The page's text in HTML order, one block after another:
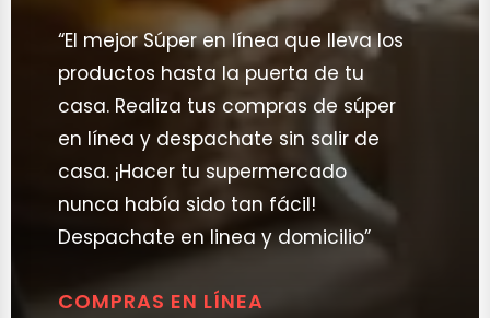
“El mejor Súper en línea que lleva los
productos hasta la puerta de tu
casa. Realiza tus compras de súper
en línea y despachate sin salir de
casa. ¡Hacer tu supermercado
nunca había sido tan fácil!
Despachate en linea y domicilio”
COMPRAS EN LÍNEA